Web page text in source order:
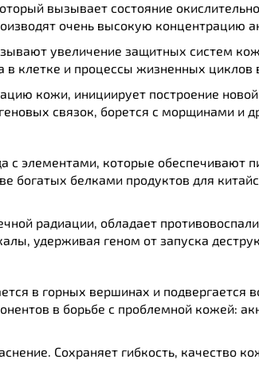
вызывает состояние
очень высокую концентрацию
увеличение защитных систем
клетке и процессы жизненных циклов
кожи, инициирует построение
связок, борется с морщинами и
с элементами, которые обеспечивают
богатых белками продуктов для
радиации, обладает
удерживая геном от запуска
в горных вершинах и подвергается
в борьбе с проблемной кожей:
Сохраняет гибкость, качество